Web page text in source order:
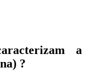
a
?